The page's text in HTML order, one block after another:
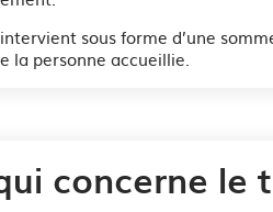
intervient sous forme d’une
la personne accueillie.
concerne le